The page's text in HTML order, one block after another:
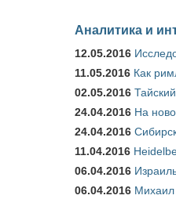
Аналитика и
12.05.2016
11.05.2016 Как
02.05.2016
24.04.2016 На
24.04.2016
11.04.2016
06.04.2016
06.04.2016 Михаил